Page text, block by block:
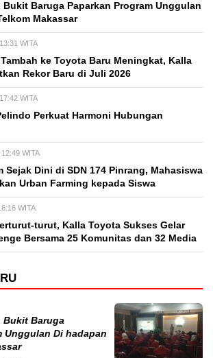
Bukit Baruga Paparkan Program Unggulan
Makassar
WITA
ke Toyota Baru Meningkat, Kalla
Rekor Baru di Juli 2026
WITA
Perkuat Harmoni Hubungan
WITA
Sejak Dini di SDN 174 Pinrang, Mahasiswa
Urban Farming kepada Siswa
WITA
turut, Kalla Toyota Sukses Gelar
Bersama 25 Komunitas dan 32 Media
Bukit Baruga
Unggulan Di hadapan